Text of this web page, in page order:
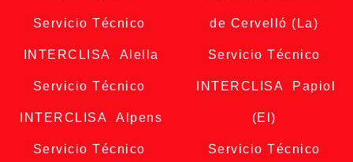
Servicio Técnico
INTERCLISA Alella
Servicio Técnico
INTERCLISA Alpens
Servicio Técnico
de Cervelló (La)
Servicio Técnico
INTERCLISA Papiol
(El)
Servicio Técnico